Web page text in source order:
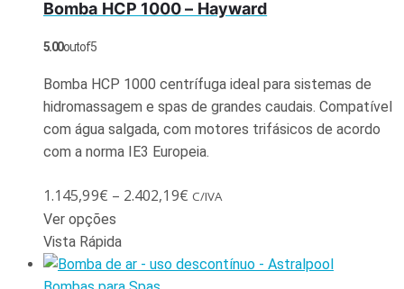
Bomba HCP 1000 – Hayward
5.00out of 5
Bomba HCP 1000 centrífuga ideal para sistemas de
hidromassagem e spas de grandes caudais. Compatível
com água salgada, com motores trifásicos de acordo
com a norma IE3 Europeia.
1.145,99€ – 2.402,19€ C/IVA
Ver opções
Vista Rápida